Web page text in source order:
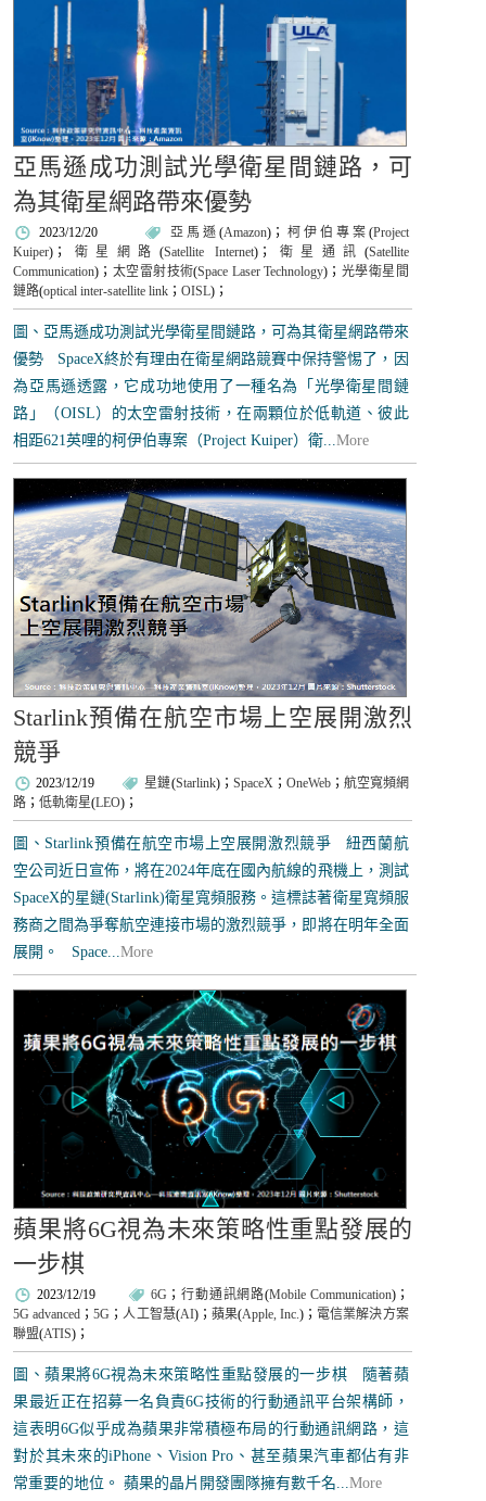
亞馬遜成功測試光學衛星間鏈路，可
為其衛星網路帶來優勢
2023/12/20 亞馬遜 (Amazon)； 柯伊伯專案 (Project
Kuiper)； 衛星網路 (Satellite Internet)； 衛星通訊 (Satellite
Communication)； 太空雷射技術(Space Laser Technology)； 光學衛星間
鏈路(optical inter-satellite link ；OISL)；
圖、亞馬遜成功測試光學衛星間鏈路，可為其衛星網路帶來
優勢 SpaceX終於有理由在衛星網路競賽中保持警惕了，因
為亞馬遜透露，它成功地使用了一種名為「光學衛星間鏈
路」（OISL）的太空雷射技術，在兩顆位於低軌道、彼此
相距621英哩的柯伊伯專案（Project Kuiper）衛...More
Starlink預備在航空市場上空展開激烈
競爭
2023/12/19 星鏈(Starlink)； SpaceX； OneWeb； 航空寬頻網
路 ；低軌衛星(LEO)；
圖、Starlink預備在航空市場上空展開激烈競爭 紐西蘭航
空公司近日宣佈，將在2024年底在國內航線的飛機上，測試
SpaceX的星鏈(Starlink)衛星寬頻服務。這標誌著衛星寬頻服
務商之間為爭奪航空連接市場的激烈競爭，即將在明年全面
展開。 Space...More
蘋果將6G視為未來策略性重點發展的
一步棋
2023/12/19 6G ； 行動通訊網路(Mobile Communication)；
5G advanced ；5G ；人工智慧(AI)； 蘋果(Apple, Inc.)； 電信業解決方案
聯盟(ATIS)；
圖、蘋果將6G視為未來策略性重點發展的一步棋 隨著蘋
果最近正在招募一名負責6G技術的行動通訊平台架構師，
這表明6G似乎成為蘋果非常積極布局的行動通訊網路，這
對於其未來的iPhone、Vision Pro、甚至蘋果汽車都佔有非
常重要的地位。 蘋果的晶片開發團隊擁有數千名...More